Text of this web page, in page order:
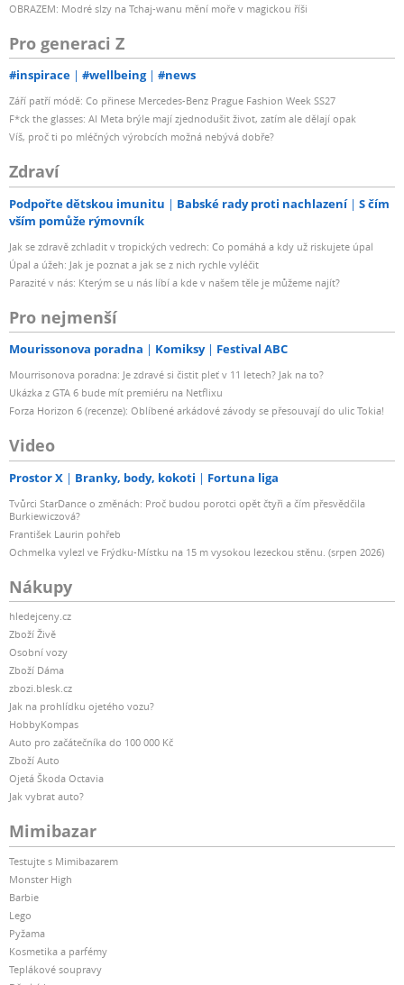
OBRAZEM: Modré slzy na Tchaj-wanu mění moře v magickou říši
Pro generaci Z
#inspirace #wellbeing #news
Září patří módě: Co přinese Mercedes-Benz Prague Fashion Week SS27
F*ck the glasses: AI Meta brýle mají zjednodušit život, zatím ale dělají opak
Víš, proč ti po mléčných výrobcích možná nebývá dobře?
Zdraví
Podpořte dětskou imunitu Babské rady proti nachlazení
S čím
vším pomůže rýmovník
Jak se zdravě zchladit v tropických vedrech: Co pomáhá a kdy už riskujete úpal
Úpal a úžeh: Jak je poznat a jak se z nich rychle vyléčit
Parazité v nás: Kterým se u nás líbí a kde v našem těle je můžeme najít?
Pro nejmenší
Mourissonova poradna Komiksy Festival ABC
Mourrisonova poradna: Je zdravé si čistit pleť v 11 letech? Jak na to?
Ukázka z GTA 6 bude mít premiéru na Netflixu
Forza Horizon 6 (recenze): Oblíbené arkádové závody se přesouvají do ulic Tokia!
Video
Prostor X Branky, body, kokoti Fortuna liga
Tvůrci StarDance o změnách: Proč budou porotci opět čtyři a čím přesvědčila
Burkiewiczová?
František Laurin pohřeb
Ochmelka vylezl ve Frýdku-Místku na 15 m vysokou lezeckou stěnu. (srpen 2026)
Nákupy
hledejceny.cz
Zboží Živě
Osobní vozy
Zboží Dáma
zbozi.blesk.cz
Jak na prohlídku ojetého vozu?
HobbyKompas
Auto pro začátečníka do 100 000 Kč
Zboží Auto
Ojetá Škoda Octavia
Jak vybrat auto?
Mimibazar
Testujte s Mimibazarem
Monster High
Barbie
Lego
Pyžama
Kosmetika a parfémy
Teplákové soupravy